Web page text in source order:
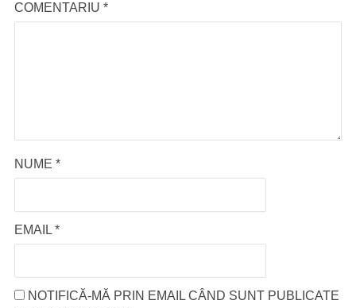
COMENTARIU *
NUME *
EMAIL *
NOTIFICĂ-MĂ PRIN EMAIL CÂND SUNT PUBLICATE